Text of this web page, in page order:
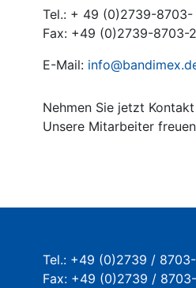
Tel.: + 49 (0)2739-8703-
Fax: +49 (0)2739-8703-
E-Mail:
Nehmen Sie jetzt
Unsere Mitarbeiter
Tel.: +49 (0)2739 /
Fax: +49 (0)2739 /